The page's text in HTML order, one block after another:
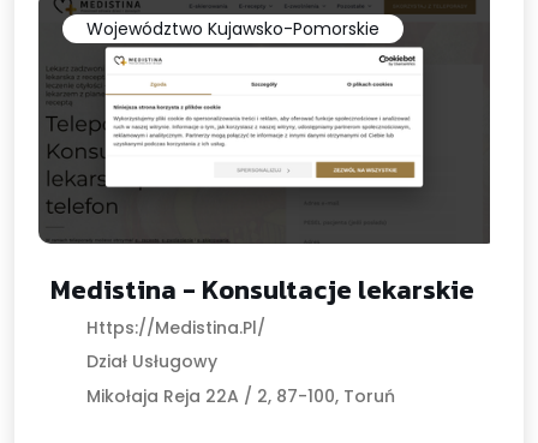
Województwo Kujawsko-Pomorskie
Medistina - Konsultacje lekarskie
Https://medistina.pl/
Dział Usługowy
Mikołaja Reja 22A / 2, 87-100, Toruń